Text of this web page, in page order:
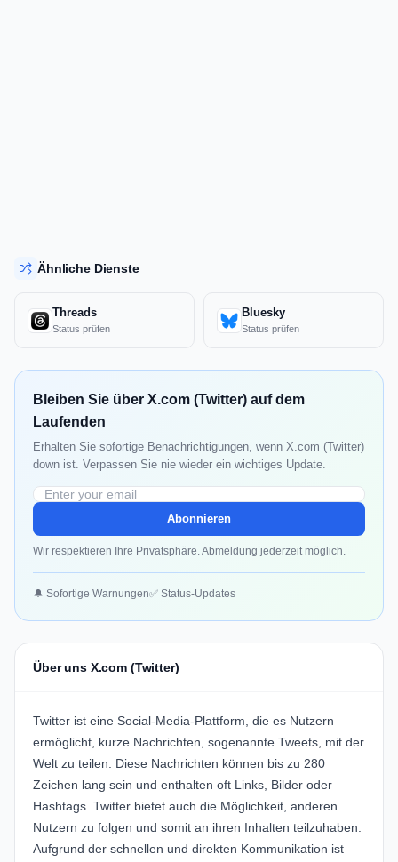
Ähnliche Dienste
Threads
Status prüfen
Bluesky
Status prüfen
Bleiben Sie über X.com (Twitter) auf dem
Laufenden
Erhalten Sie sofortige Benachrichtigungen, wenn X.com (Twitter)
down ist. Verpassen Sie nie wieder ein wichtiges Update.
Abonnieren
Wir respektieren Ihre Privatsphäre. Abmeldung jederzeit möglich.
🔔 Sofortige Warnungen✅ Status-Updates
Über uns X.com (Twitter)
Twitter ist eine Social-Media-Plattform, die es Nutzern
ermöglicht, kurze Nachrichten, sogenannte Tweets, mit der
Welt zu teilen. Diese Nachrichten können bis zu 280
Zeichen lang sein und enthalten oft Links, Bilder oder
Hashtags. Twitter bietet auch die Möglichkeit, anderen
Nutzern zu folgen und somit an ihren Inhalten teilzuhaben.
Aufgrund der schnellen und direkten Kommunikation ist